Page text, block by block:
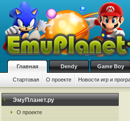
Главная Dendy Game Boy
Стартовая О проекте Новости игр и
ЭмуПланет.ру
О проекте